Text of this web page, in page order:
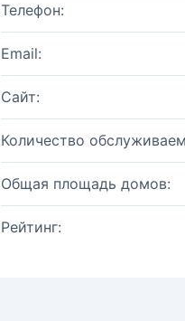
Телефон:
Email:
Сайт:
Количество
Общая площадь домов:
Рейтинг: